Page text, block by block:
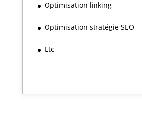
Optimisation linking
Optimisation stratégie SEO
Etc